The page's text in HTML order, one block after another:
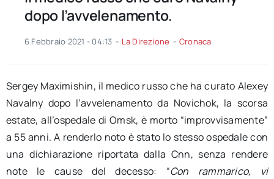
dopo l’avvelenamento.
6 Febbraio 2021 - 04:13 - La Direzione - Cronaca
Sergey Maximishin, il medico russo che ha curato Alexey
Navalny dopo l’avvelenamento da Novichok, la scorsa
estate, all’ospedale di Omsk, è morto “improvvisamente”
a 55 anni. A renderlo noto è stato lo stesso ospedale con
una dichiarazione riportata dalla Cnn, senza rendere
note le cause del decesso: “Con rammarico, vi